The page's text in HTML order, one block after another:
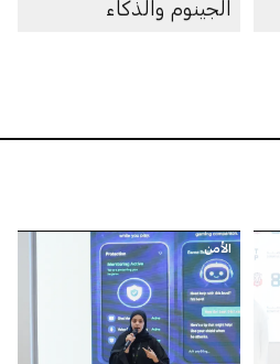
الجينوم والذكاء
الأمن